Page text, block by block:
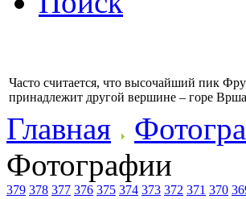
Часто считается, что высочайший пик
принадлежит другой вершине – горе
Главная
Фотографии
379 378 377 376 375 374 373 372 371 370